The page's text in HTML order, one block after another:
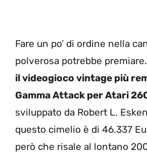
Fare un po’ di ordine nella
polverosa potrebbe
il videogioco vintage più
Gamma Attack per Atari
sviluppato da Robert L.
questo cimelio è di 46.337
però che risale al lontano